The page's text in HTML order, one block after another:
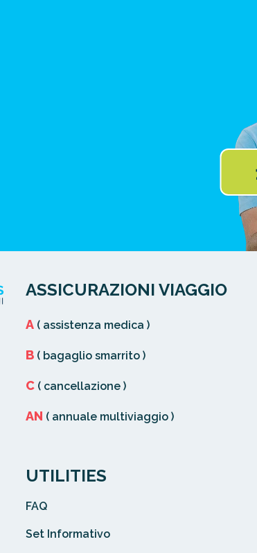
ASSICURAZIONI VIAGGIO
A( assistenza medica )
B( bagaglio smarrito )
C( cancellazione )
AN ( annuale multiviaggio )
UTILITIES
FAQ
Set Informativo